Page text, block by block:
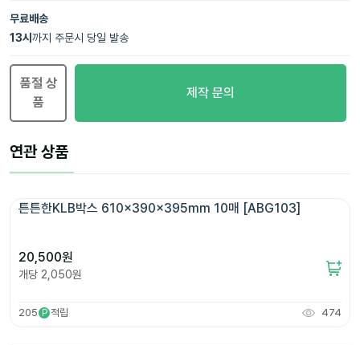
무료배송
13시 까지 주문시 당일 발송
품절 상
품
제작 문의
연관 상품
튼튼한KLB박스 610x390x395mm 10매 [ABG103]
20,500원
개당 2,050원
205 P 적립 474